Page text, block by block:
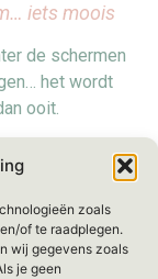
zoals
of te raadplegen.
wij gegevens zoals
je geen
iets moois
de schermen
het wordt
ooit.
bereikbaar
48 uur.